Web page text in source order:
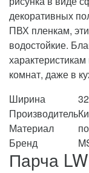
декоративных
ПВХ пленкам,
водостойкие.
комнат, даже в
Ширина
Производитель
Материал
Бренд
Парча